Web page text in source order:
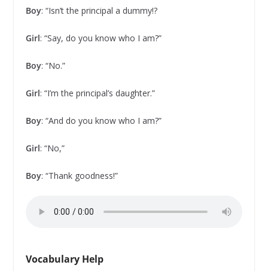
Boy: “Isn’t the principal a dummy!?
Girl: “Say, do you know who I am?”
Boy: “No.”
Girl: “I’m the principal’s daughter.”
Boy: “And do you know who I am?”
Girl: “No,”
Boy: “Thank goodness!”
Vocabulary Help